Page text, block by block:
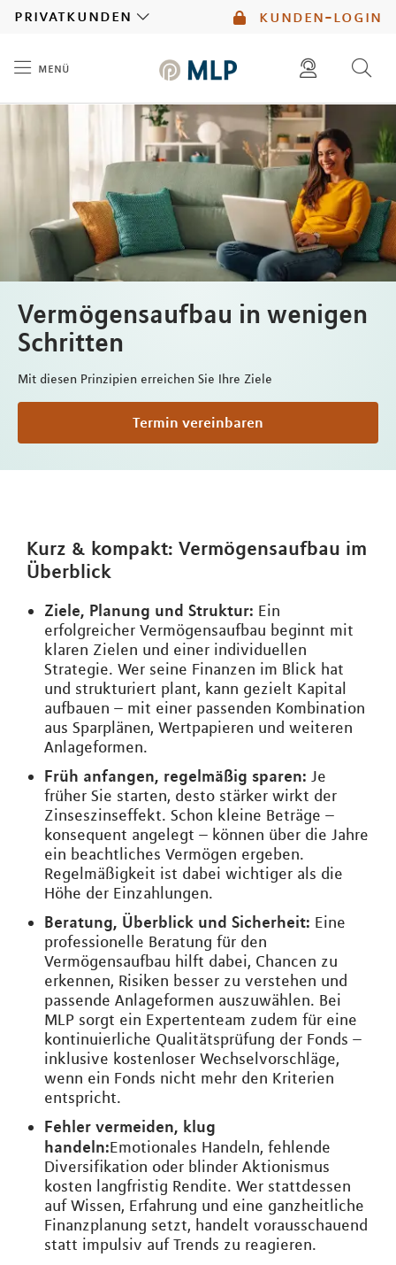
kunden-login
privatkunden
menü
diese website durchsuchen
mlp berater finden
Vermögensaufbau in wenigen
Schritten
Mit diesen Prinzipien erreichen Sie Ihre Ziele
Termin vereinbaren
Kurz & kompakt: Vermögensaufbau im
Überblick
Ziele, Planung und Struktur: Ein
erfolgreicher Vermögensaufbau beginnt mit
klaren Zielen und einer individuellen
Strategie. Wer seine Finanzen im Blick hat
und strukturiert plant, kann gezielt Kapital
aufbauen – mit einer passenden Kombination
aus Sparplänen, Wertpapieren und weiteren
Anlageformen.
Früh anfangen, regelmäßig sparen: Je
früher Sie starten, desto stärker wirkt der
Zinseszinseffekt. Schon kleine Beträge –
konsequent angelegt – können über die Jahre
ein beachtliches Vermögen ergeben.
Regelmäßigkeit ist dabei wichtiger als die
Höhe der Einzahlungen.
Beratung, Überblick und Sicherheit: Eine
professionelle Beratung für den
Vermögensaufbau hilft dabei, Chancen zu
erkennen, Risiken besser zu verstehen und
passende Anlageformen auszuwählen. Bei
MLP sorgt ein Expertenteam zudem für eine
kontinuierliche Qualitätsprüfung der Fonds –
inklusive kostenloser Wechselvorschläge,
wenn ein Fonds nicht mehr den Kriterien
entspricht.
Fehler vermeiden, klug
handeln:Emotionales Handeln, fehlende
Diversifikation oder blinder Aktionismus
kosten langfristig Rendite. Wer stattdessen
auf Wissen, Erfahrung und eine ganzheitliche
Finanzplanung setzt, handelt vorausschauend
statt impulsiv auf Trends zu reagieren.